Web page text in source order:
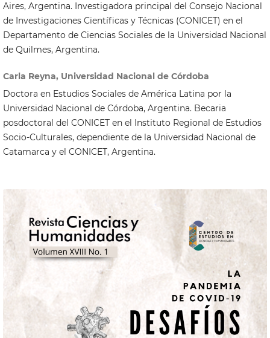
Aires, Argentina. Investigadora principal del Consejo Nacional
de Investigaciones Científicas y Técnicas (CONICET) en el
Departamento de Ciencias Sociales de la Universidad Nacional
de Quilmes, Argentina.
Carla Reyna, Universidad Nacional de Córdoba
Doctora en Estudios Sociales de América Latina por la
Universidad Nacional de Córdoba, Argentina. Becaria
posdoctoral del CONICET en el Instituto Regional de Estudios
Socio-Culturales, dependiente de la Universidad Nacional de
Catamarca y el CONICET, Argentina.